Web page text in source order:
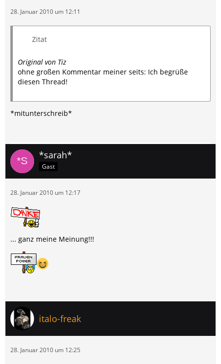
28. Januar 2010 um 12:11
Zitat
Original von Tiz
ohne großen Kommentar meiner seits: Ich begrüße
diesen Thread!
*mitunterschreib*
*sarah*
Gast
28. Januar 2010 um 12:17
... ganz meine Meinung!!!
italo-freak
28. Januar 2010 um 12:25